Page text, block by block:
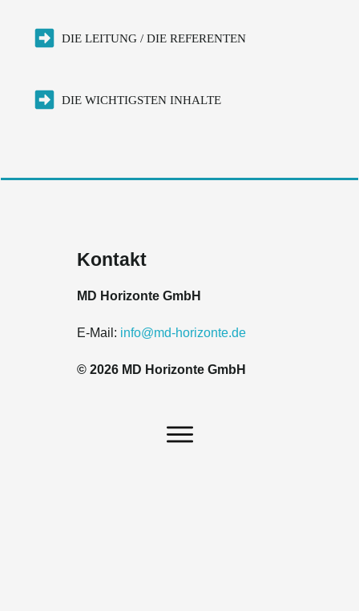
DIE LEITUNG / DIE REFERENTEN
DIE WICHTIGSTEN INHALTE
Kontakt
MD Horizonte GmbH
E-Mail: info@md-horizonte.de
© 2026 MD Horizonte GmbH